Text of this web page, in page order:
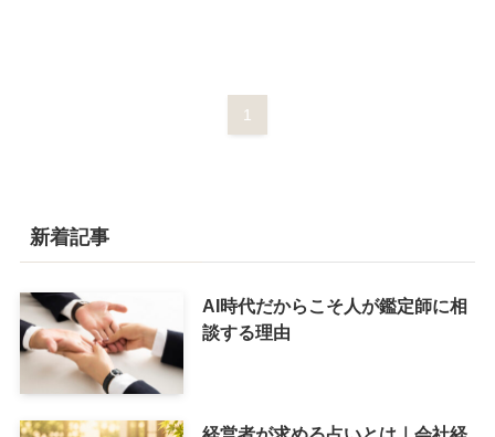
1
新着記事
AI時代だからこそ人が鑑定師に相
談する理由